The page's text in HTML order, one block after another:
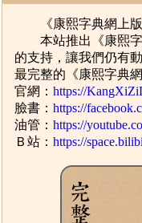
《康熙字典網上版
本站推出《康熙字
的支持，讓我們仍有
最完整的《康熙字典
官網：https://
臉書：https://
油管：https://
Ｂ站：https://